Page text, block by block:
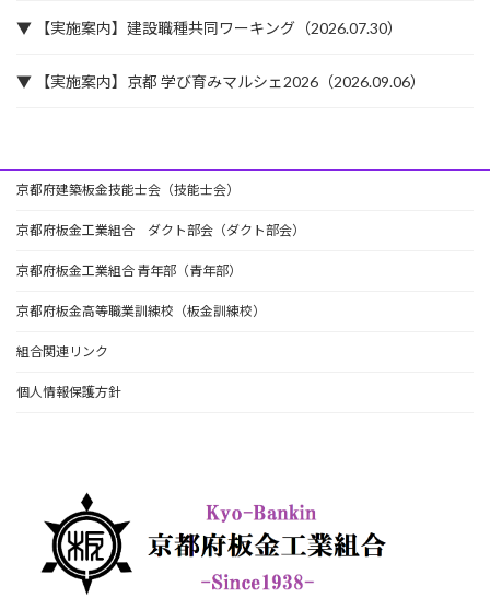
▼ 【実施案内】建設職種共同ワーキング（2026.07.30）
▼ 【実施案内】京都 学び育みマルシェ2026（2026.09.06）
京都府建築板金技能士会（技能士会）
京都府板金工業組合 ダクト部会（ダクト部会）
京都府板金工業組合 青年部（青年部）
京都府板金高等職業訓練校（板金訓練校）
組合関連リンク
個人情報保護方針